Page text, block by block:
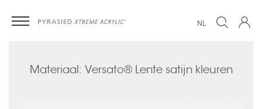
NL
Materiaal: Versato® Lente satijn kleuren